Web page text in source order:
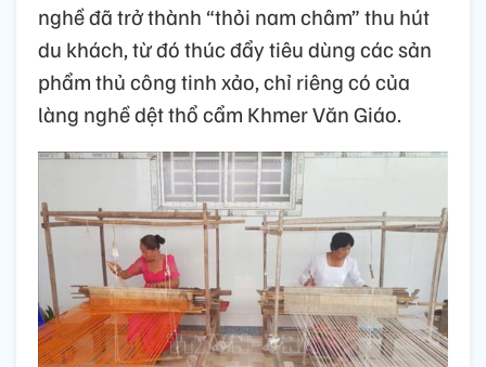
nghề đã trở thành “thỏi nam châm” thu hút
du khách, từ đó thúc đẩy tiêu dùng các sản
phẩm thủ công tinh xảo, chỉ riêng có của
làng nghề dệt thổ cẩm Khmer Văn Giáo.